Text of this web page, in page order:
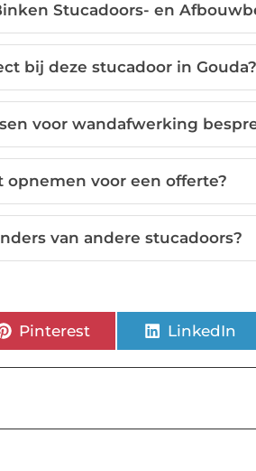
Stucadoors- en
bij deze stucadoor in Gouda?
voor wandafwerking
opnemen voor een offerte?
van andere stucadoors?
Pinterest LinkedIn